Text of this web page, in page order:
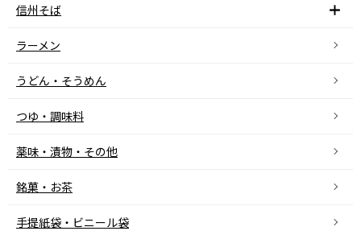
信州そば
ラーメン
うどん・そうめん
つゆ・調味料
薬味・漬物・その他
銘菓・お茶
手提紙袋・ビニール袋